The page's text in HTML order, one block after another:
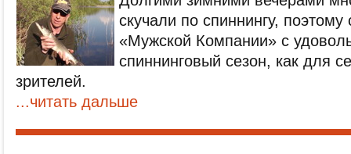
скучали по спиннингу,
«Мужской Компании» с
спиннинговый сезон, как для
зрителей.
...читать дальше